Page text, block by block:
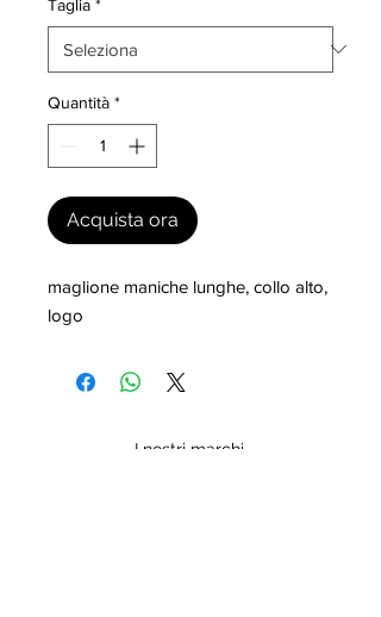
Taglia *
Quantità *
Acquista ora
maglione maniche lunghe, collo alto,
logo
I nostri marchi